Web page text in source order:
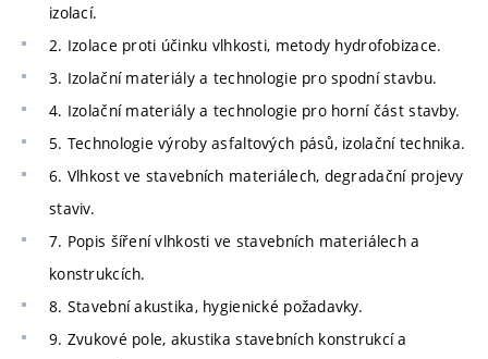
izolací.
2. Izolace proti účinku vlhkosti, metody hydrofobizace.
3. Izolační materiály a technologie pro spodní stavbu.
4. Izolační materiály a technologie pro horní část stavby.
5. Technologie výroby asfaltových pásů, izolační technika.
6. Vlhkost ve stavebních materiálech, degradační projevy
staviv.
7. Popis šíření vlhkosti ve stavebních materiálech a
konstrukcích.
8. Stavební akustika, hygienické požadavky.
9. Zvukové pole, akustika stavebních konstrukcí a